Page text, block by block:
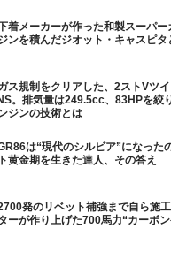
下着メーカーが作った和製スーパ
ンを積んだジオット・キャスピタ
ス規制をクリアした、2ストVツイ
。排気量は249.5cc、83HPを絞
ジンの技術とは
GR86は“現代のシルビア”になった
黄金期を生きた達人、その答え
2700発のリベット補強まで自ら施
ーが作り上げた700馬力“カーボ